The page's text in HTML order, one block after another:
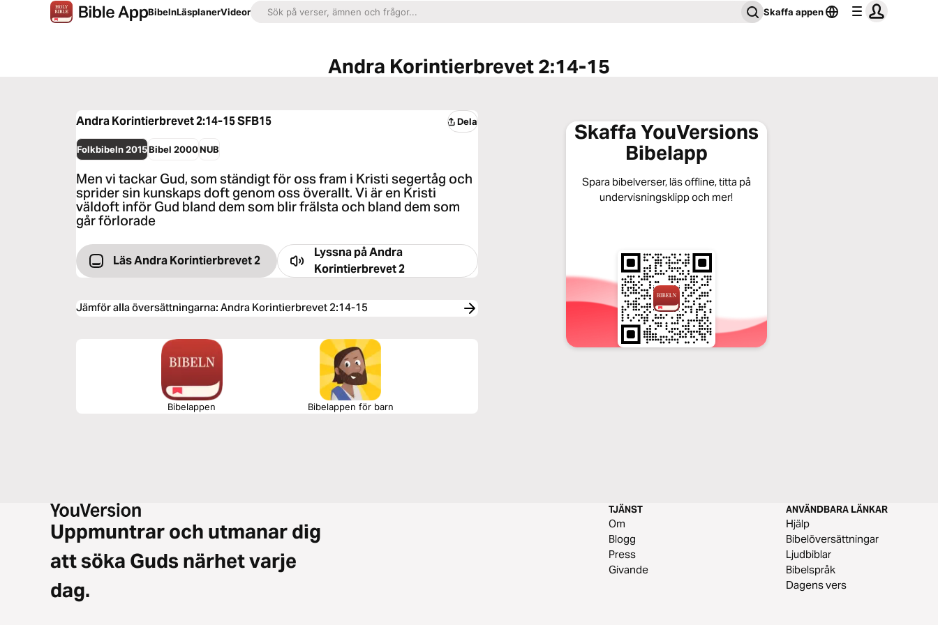
BibelnLäsplanerVideor Skaffa appen
Andra Korintierbrevet 2:14-15
Andra Korintierbrevet 2:14-15SFB15 Dela
Folkbibeln 2015Bibel 2000NUB
Men vi tackar Gud, som ständigt för oss fram i Kristi segertåg och
sprider sin kunskaps doft genom oss överallt. Vi är en Kristi
väldoft inför Gud bland dem som blir frälsta och bland dem som
går förlorade
Läs Andra Korintierbrevet 2
Lyssna påAndra
Korintierbrevet 2
Jämför alla översättningarna:Andra Korintierbrevet 2:14-15
Bibelappen Bibelappen för barn
Skaffa YouVersions
Bibelapp
Spara bibelverser, läs offline, titta på
undervisningsklipp och mer!
Uppmuntrar och utmanar dig
att söka Guds närhet varje
dag.
TJÄNST
Om
Blogg
Press
Givande
ANVÄNDBARA LÄNKAR
Hjälp
Bibelöversättningar
Ljudbiblar
Bibelspråk
Dagens vers